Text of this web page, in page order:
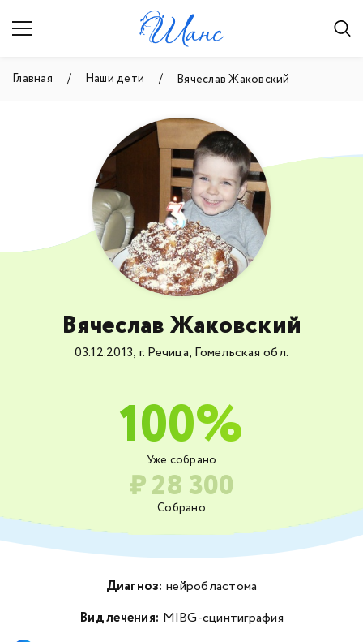
Главная Наши дети Вячеслав Жаковский
Собрано
₽ 28 300
Уже собрано
100%
Вячеслав Жаковский
03.12.2013, г. Речица, Гомельская обл.
Диагноз: нейробластома
Вид лечения: MIBG-сцинтиграфия